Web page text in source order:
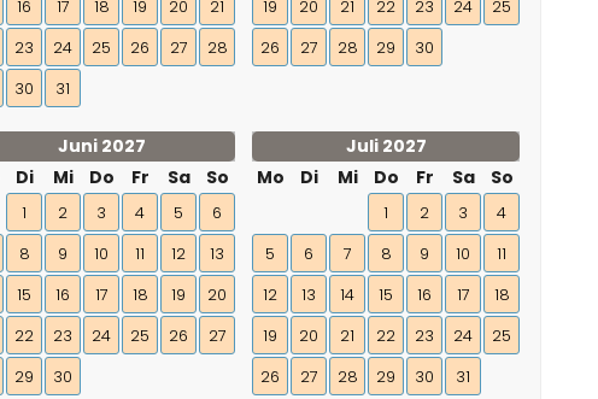
16 17 18 19 20
21
23 24 25 26 27
28
30 31
19
20 21 22 23 24
25
26
27 28 29 30
Juni 2027
Di Mi Do Fr Sa So
1 2 3 4 5
6
8 9 10 11 12
13
15 16 17 18 19
20
22 23 24 25 26
27
29 30
Juli 2027
Mo
Di Mi Do Fr Sa So
1 2 3
4
5
6 7 8 9 10
11
12
13 14 15 16 17
18
19
20 21 22 23 24
25
26
27 28 29 30 31